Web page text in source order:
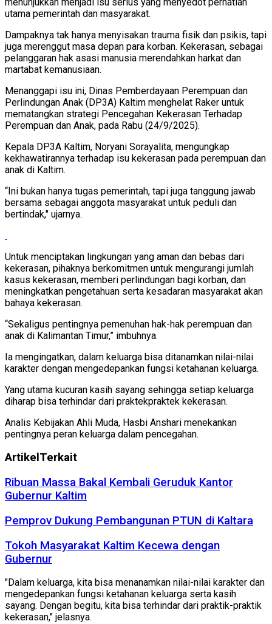
utama pemerintah dan masyarakat.
Dampaknya tak hanya menyisakan trauma fisik dan psikis, tapi
juga merenggut masa depan para korban. Kekerasan, sebagai
pelanggaran hak asasi manusia merendahkan harkat dan
martabat kemanusiaan.
Menanggapi isu ini, Dinas Pemberdayaan Perempuan dan
Perlindungan Anak (DP3A) Kaltim menghelat Raker untuk
mematangkan strategi Pencegahan Kekerasan Terhadap
Perempuan dan Anak, pada Rabu (24/9/2025).
Kepala DP3A Kaltim, Noryani Sorayalita, mengungkap
kekhawatirannya terhadap isu kekerasan pada perempuan dan
anak di Kaltim.
“Ini bukan hanya tugas pemerintah, tapi juga tanggung jawab
bersama sebagai anggota masyarakat untuk peduli dan
bertindak," ujarnya.
Untuk menciptakan lingkungan yang aman dan bebas dari
kekerasan, pihaknya berkomitmen untuk mengurangi jumlah
kasus kekerasan, memberi perlindungan bagi korban, dan
meningkatkan pengetahuan serta kesadaran masyarakat akan
bahaya kekerasan.
“Sekaligus pentingnya pemenuhan hak-hak perempuan dan
anak di Kalimantan Timur,” imbuhnya.
Ia mengingatkan, dalam keluarga bisa ditanamkan nilai-nilai
karakter dengan mengedepankan fungsi ketahanan keluarga.
Yang utama kucuran kasih sayang sehingga setiap keluarga
diharap bisa terhindar dari praktekpraktek kekerasan.
Analis Kebijakan Ahli Muda, Hasbi Anshari menekankan
pentingnya peran keluarga dalam pencegahan.
Artikel Terkait
Ribuan Massa Bakal Kembali Geruduk Kantor
Gubernur Kaltim
Pemprov Dukung Pembangunan PTUN di Kaltara
Tokoh Masyarakat Kaltim Kecewa dengan
Gubernur
"Dalam keluarga, kita bisa menanamkan nilai-nilai karakter dan
mengedepankan fungsi ketahanan keluarga serta kasih
sayang. Dengan begitu, kita bisa terhindar dari praktik-praktik
kekerasan," jelasnya.